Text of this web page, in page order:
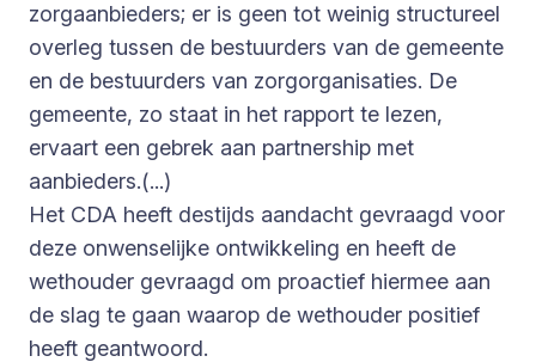
zorgaanbieders; er is geen tot weinig structureel
overleg tussen de bestuurders van de gemeente
en de bestuurders van zorgorganisaties. De
gemeente, zo staat in het rapport te lezen,
ervaart een gebrek aan partnership met
aanbieders.(...)
Het CDA heeft destijds aandacht gevraagd voor
deze onwenselijke ontwikkeling en heeft de
wethouder gevraagd om proactief hiermee aan
de slag te gaan waarop de wethouder positief
heeft geantwoord.